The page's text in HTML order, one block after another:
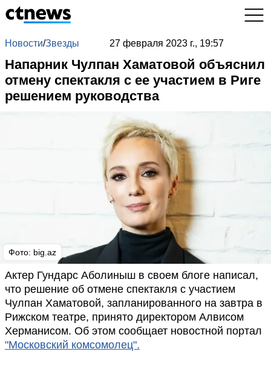
Новости/Звезды 27 февраля 2023 г., 19:57
Напарник Чулпан Хаматовой объяснил
отмену спектакля с ее участием в Риге
решением руководства
Фото: big.az
Актер Гундарс Аболиныш в своем блоге написал,
что решение об отмене спектакля с участием
Чулпан Хаматовой, запланированного на завтра в
Рижском театре, принято директором Алвисом
Херманисом. Об этом сообщает новостной портал
"Московский комсомолец".